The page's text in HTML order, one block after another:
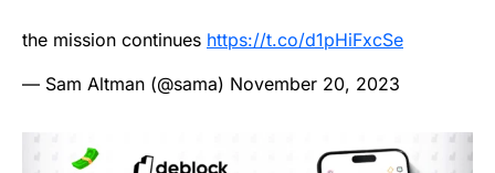
the mission continues https://t.co/d1pHiFxcSe
— Sam Altman (@sama) November 20, 2023